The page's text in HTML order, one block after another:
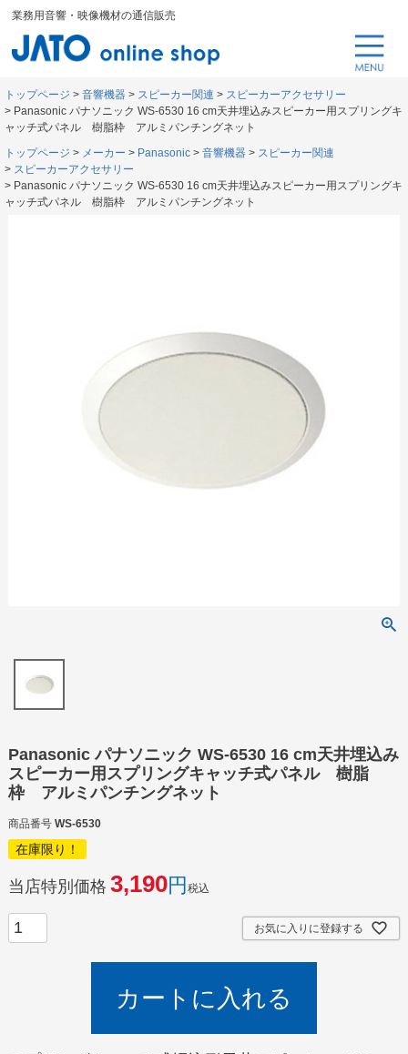
業務用音響・映像機材の通信販売
トップページ 音響機器 スピーカー関連
スピーカーアクセサリー
Panasonic パナソニック WS-6530 16 cm天井埋込みスピーカー用スプリングキ
ャッチ式パネル 樹脂枠 アルミパンチングネット
トップページ
メーカー Panasonic 音響機器
スピーカー関連
スピーカーアクセサリー
Panasonic パナソニック WS-6530 16 cm天井埋込みスピーカー用スプリングキ
ャッチ式パネル 樹脂枠 アルミパンチングネット
Panasonic パナソニック WS-6530 16 cm天井埋込み
スピーカー用スプリングキャッチ式パネル 樹脂
枠 アルミパンチングネット
商品番号 WS-6530
在庫限り！
当店特別価格 3,190 税込
お気に入りに登録する
カートに入れる